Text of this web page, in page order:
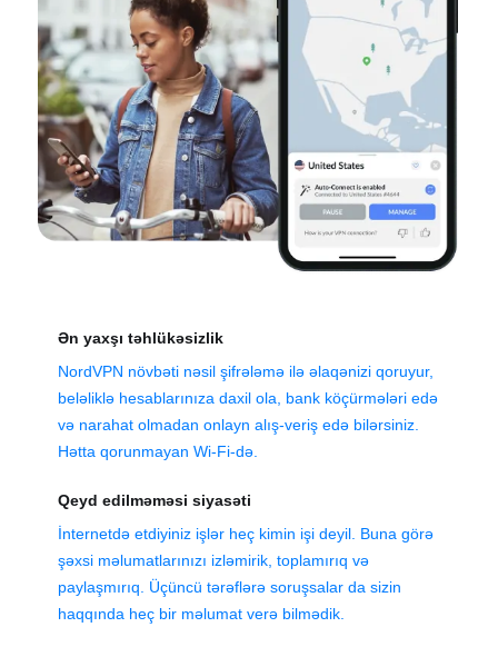
Ən yaxşı təhlükəsizlik
NordVPN növbəti nəsil şifrələmə ilə əlaqənizi qoruyur,
beləliklə hesablarınıza daxil ola, bank köçürmələri edə
və narahat olmadan onlayn alış-veriş edə bilərsiniz.
Hətta qorunmayan Wi-Fi-də.
Qeyd edilməməsi siyasəti
İnternetdə etdiyiniz işlər heç kimin işi deyil. Buna görə
şəxsi məlumatlarınızı izləmirik, toplamırıq və
paylaşmırıq. Üçüncü tərəflərə soruşsalar da sizin
haqqında heç bir məlumat verə bilmədik.